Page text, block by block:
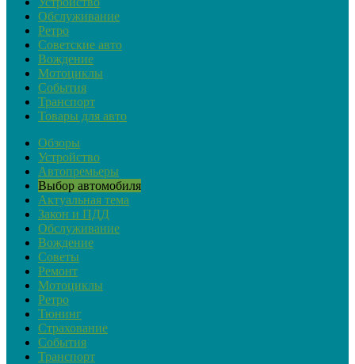
Обслуживание
Ретро
Советские авто
Вождение
Мотоциклы
События
Транспорт
Товары для авто
Обзоры
Устройство
Автопремьеры
Выбор автомобиля
Актуальная тема
Закон и ПДД
Обслуживание
Вождение
Советы
Ремонт
Мотоциклы
Ретро
Тюнинг
Страхование
События
Транспорт